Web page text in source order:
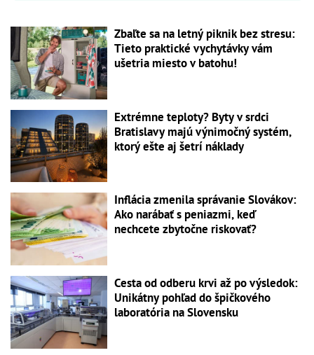
Zbaľte sa na letný piknik bez stresu:
Tieto praktické vychytávky vám
ušetria miesto v batohu!
Extrémne teploty? Byty v srdci
Bratislavy majú výnimočný systém,
ktorý ešte aj šetrí náklady
Inflácia zmenila správanie Slovákov:
Ako narábať s peniazmi, keď
nechcete zbytočne riskovať?
Cesta od odberu krvi až po výsledok:
Unikátny pohľad do špičkového
laboratória na Slovensku